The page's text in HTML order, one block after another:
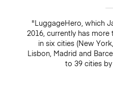
"LuggageHero, which
2016, currently has
in six cities (New
Lisbon, Madrid and
to 39 cities